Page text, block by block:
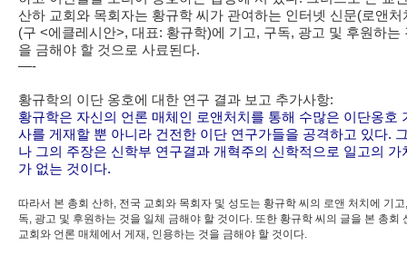
산하 교회와 목회자는 황규학 씨가 관여하는 인터넷 신문(로앤처
(구 <에클레시안>, 대표: 황규학)에 기고, 구독, 광고 및 후원하는
을 금해야 할 것으로 사료된다.
—-
황규학의 이단 옹호에 대한 연구 결과 보고 추가사항:
황규학은 자신의 언론 매체인 로앤처치를 통해 수많은 이단옹호
사를 게재할 뿐 아니라 건전한 이단 연구가들을 공격하고 있다.
나 그의 주장은 신학부 연구결과 개혁주의 신학적으로 일고의 가
가 없는 것이다.
따라서 본 총회 산하, 전국 교회와 목회자 및 성도는 황규학 씨의 로앤 처치에 기고
독, 광고 및 후원하는 것을 일체 금해야 할 것이다. 또한 황규학 씨의 글을 본 총회
교회와 언론 매체에서 게재, 인용하는 것을 금해야 할 것이다.